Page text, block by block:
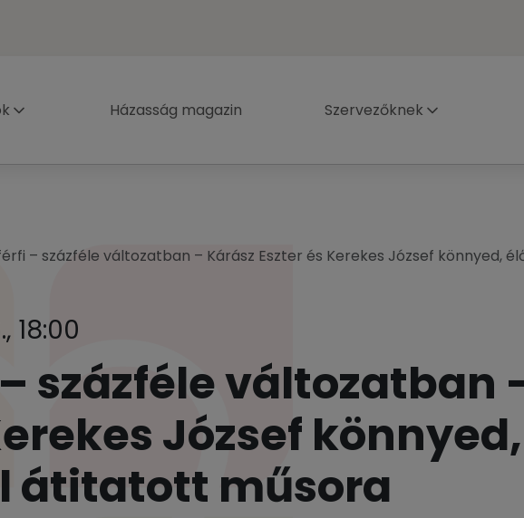
Házasság magazin Szervezőknek
– százféle változatban – Kárász Eszter és Kerekes József könnyed,
18:00
százféle változatban
József könnyed,
átitatott műsora